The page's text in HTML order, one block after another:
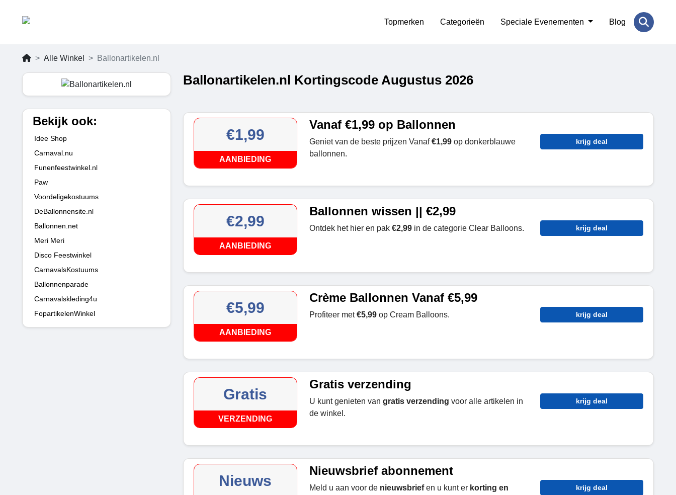
Topmerken Categorieën Speciale Evenementen Blog
Alle Winkel Ballonartikelen.nl
Bekijk ook:
Idee Shop
Carnaval.nu
Funenfeestwinkel.nl
Paw
Voordeligekostuums
DeBallonnensite.nl
Ballonnen.net
Meri Meri
Disco Feestwinkel
CarnavalsKostuums
Ballonnenparade
Carnavalskleding4u
FopartikelenWinkel
Ballonartikelen.nl Kortingscode Augustus 2026
€1,99
AANBIEDING
Vanaf €1,99 op Ballonnen
Geniet van de beste prijzen Vanaf€1,99op donkerblauwe
ballonnen.
krijg deal
€2,99
AANBIEDING
Ballonnen wissen || €2,99
Ontdek het hier en pak €2,99in de categorie Clear Balloons. krijg deal
€5,99
AANBIEDING
Crème Ballonnen Vanaf €5,99
Profiteer met€5,99op Cream Balloons. krijg deal
Gratis
VERZENDING
Gratis verzending
U kunt genieten van gratis verzending voor alle artikelen in
de winkel.
krijg deal
Nieuws
Nieuwsbrief abonnement
Meld u aan voor de nieuwsbriefen u kunt er korting en
krijg deal